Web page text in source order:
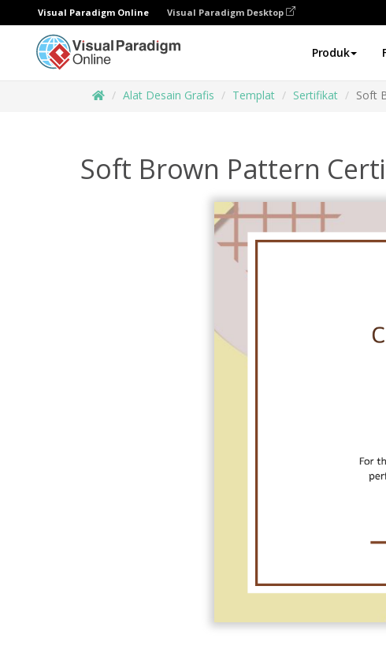
Visual Paradigm Online Visual Paradigm Desktop
Produk
Alat Desain Grafis Templat Sertifikat Soft
Soft Brown Pattern